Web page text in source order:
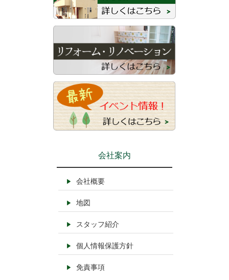
会社案内
会社概要
地図
スタッフ紹介
個人情報保護方針
免責事項